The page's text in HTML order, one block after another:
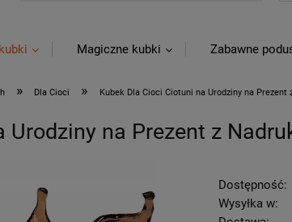
Magiczne kubki Zabawne
» Dla Cioci » Kubek Dla Cioci Ciotuni na Urodziny na
na Prezent z
Dostępność:
Wysyłka w: